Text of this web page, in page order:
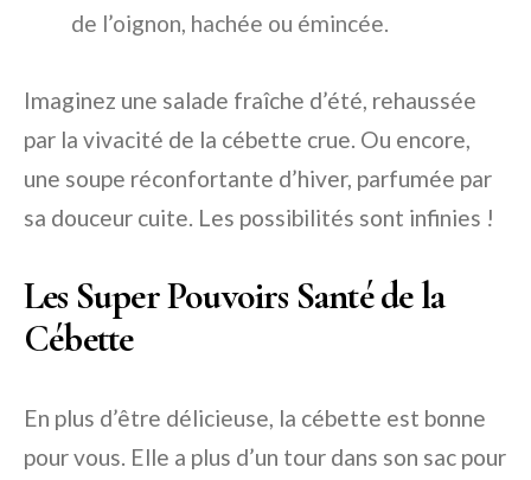
de l’oignon, hachée ou émincée.
Imaginez une salade fraîche d’été, rehaussée
par la vivacité de la cébette crue. Ou encore,
une soupe réconfortante d’hiver, parfumée par
sa douceur cuite. Les possibilités sont infinies !
Les Super Pouvoirs Santé de la
Cébette
En plus d’être délicieuse, la cébette est bonne
pour vous. Elle a plus d’un tour dans son sac pour